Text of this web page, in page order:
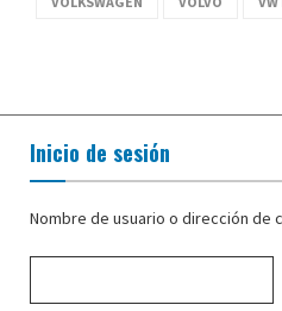
Inicio de sesión
Nombre de usuario o dirección de